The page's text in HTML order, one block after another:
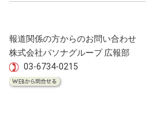
報道関係の方からのお問い合わせ
株式会社パソナグループ 広報部
03-6734-0215